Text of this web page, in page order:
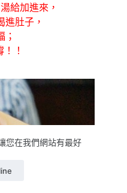
您在我們網站有最好
給加進來，
進肚子，
；
！